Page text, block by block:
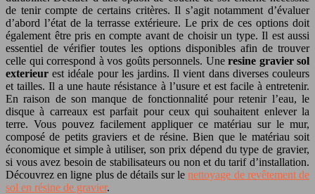
de tenir compte de certains critères. Il s’agit notamment d’évaluer
d’abord l’état de la terrasse extérieure. Le prix de ces options doit
également être pris en compte avant de choisir un type. Il est aussi
essentiel de vérifier toutes les options disponibles afin de trouver
celle qui correspond à vos goûts personnels. Une resine gravier sol
exterieur est idéale pour les jardins. Il vient dans diverses couleurs
et tailles. Il a une haute résistance à l’usure et est facile à entretenir.
En raison de son manque de fonctionnalité pour retenir l’eau, le
disque à carreaux est parfait pour ceux qui souhaitent enlever la
terre. Vous pouvez facilement appliquer ce matériau sur le mur,
composé de petits graviers et de résine. Bien que le matériau soit
économique et simple à utiliser, son prix dépend du type de gravier,
si vous avez besoin de stabilisateurs ou non et du tarif d’installation.
Découvrez en ligne plus de détails sur lenettoyage de revêtement de
sol en résine de gravier.